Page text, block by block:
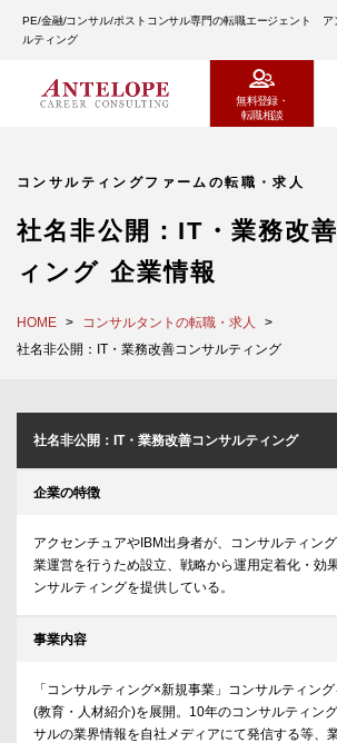
PE/金融/コンサル/ポストコンサル専門の転職エージェント ア
ルティング
無料登録・
転職相談
コンサルティングファームの転職・求人
社名非公開：IT・業務改
ィング 企業情報
HOME
コンサルタントの転職・求人
社名非公開：IT・業務改善コンサルティング
社名非公開：IT・業務改善コンサルティング
企業の特徴
アクセンチュアやIBM出身者が、コンサルティン
業運営を行うため設立、戦略から運用定着化・効
ンサルティングを提供している。
事業内容
「コンサルティング×新規事業」コンサルティン
(教育・人材紹介)を展開。10年のコンサルティン
サルの業界情報を自社メディアにて発信する等、